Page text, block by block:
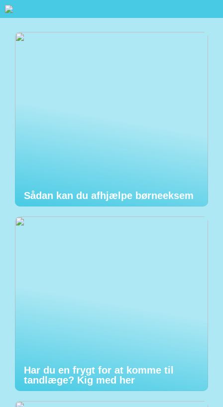
Sådan kan du afhjælpe børneeksem
Har du en frygt for at komme til
tandlæge? Kig med her